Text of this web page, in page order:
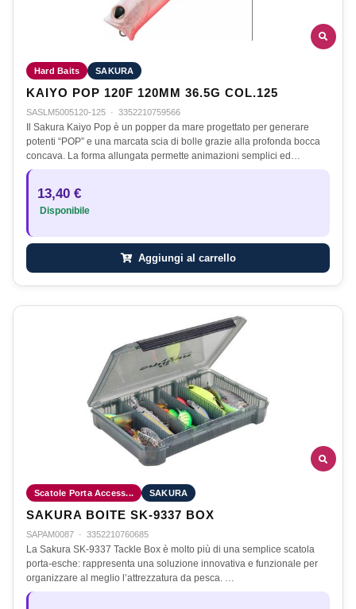
Hard Baits SAKURA
KAIYO POP 120F 120MM 36.5G COL.125
SASLM5005120-125 · 3352210759566
Il Sakura Kaiyo Pop è un popper da mare progettato per generare
potenti “POP” e una marcata scia di bolle grazie alla profonda bocca
concava. La forma allungata permette animazioni semplici ed…
13,40 €
Disponibile
Aggiungi al carrello
Scatole Porta Access... SAKURA
SAKURA BOITE SK-9337 BOX
SAPAM0087 · 3352210760685
La Sakura SK-9337 Tackle Box è molto più di una semplice scatola
porta-esche: rappresenta una soluzione innovativa e funzionale per
organizzare al meglio l’attrezzatura da pesca. …